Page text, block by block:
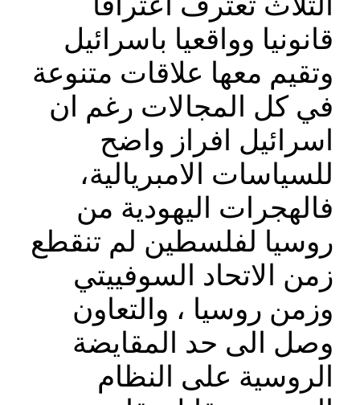
قانونيا وواقعيا باسرائيل
وتقيم معها علاقات متنوعة
في كل المجالات رغم ان
اسرائيل افراز واضح
للسياسات الامبريالية،
فالهجرات اليهودية من
روسيا لفلسطين لم تنقطع
زمن الاتحاد السوفييتي
وزمن روسيا ، والتعاون
وصل الى حد المقايضة
الروسية على النظام